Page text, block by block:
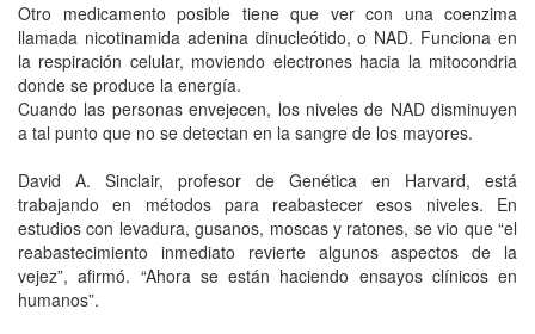
Otro medicamento posible tiene que ver con una coenzima
llamada nicotinamida adenina dinucleótido, o NAD. Funciona en
la respiración celular, moviendo electrones hacia la mitocondria
donde se produce la energía.
Cuando las personas envejecen, los niveles de NAD disminuyen
a tal punto que no se detectan en la sangre de los mayores.
David A. Sinclair, profesor de Genética en Harvard, está
trabajando en métodos para reabastecer esos niveles. En
estudios con levadura, gusanos, moscas y ratones, se vio que “el
reabastecimiento inmediato revierte algunos aspectos de la
vejez”, afirmó. “Ahora se están haciendo ensayos clínicos en
humanos”.